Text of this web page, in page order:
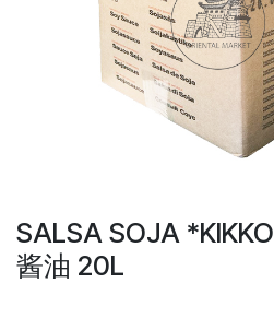
SALSA SOJA
酱油 20L